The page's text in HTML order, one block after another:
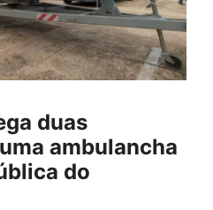
duas
ambulancha
do